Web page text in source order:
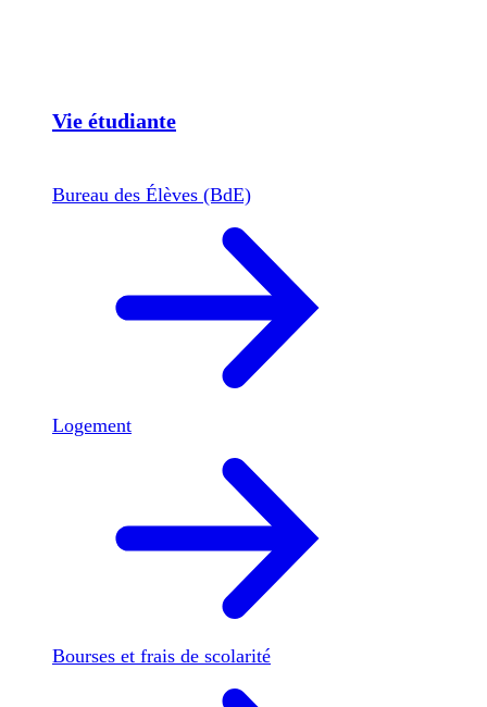
Vie étudiante
Bureau des Élèves (BdE)
Logement
Bourses et frais de scolarité